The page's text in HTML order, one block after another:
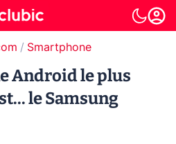
Smartphone
Android le plus
le Samsung